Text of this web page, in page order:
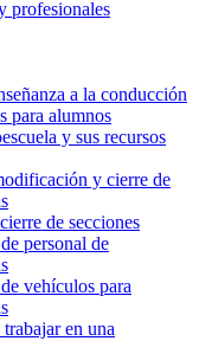
profesionales
a la conducción
para alumnos
y sus recursos
y cierre de
de secciones
personal de
vehículos para
en una